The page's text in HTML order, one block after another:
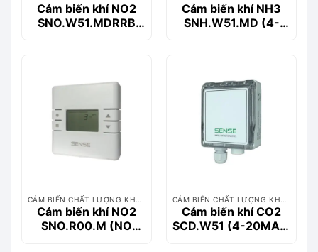
Cảm biến khí NO2
SNO.W51.MDRRB
BUZZER)
Cảm biến khí NH3
SNH.W51.MD (4-
Cảm biến khí NO2
SNO.R00.M (NO
Cảm biến khí CO2
SCD.W51 (4-20MA +